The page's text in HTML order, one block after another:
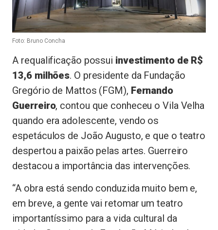
Foto: Bruno Concha
A requalificação possui investimento de R$
13,6 milhões. O presidente da Fundação
Gregório de Mattos (FGM), Fernando
Guerreiro, contou que conheceu o Vila Velha
quando era adolescente, vendo os
espetáculos de João Augusto, e que o teatro
despertou a paixão pelas artes. Guerreiro
destacou a importância das intervenções.
“A obra está sendo conduzida muito bem e,
em breve, a gente vai retomar um teatro
importantíssimo para a vida cultural da